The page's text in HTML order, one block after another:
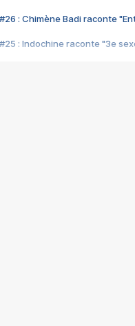
#26 : Chimène Badi raconte
#25 : Indochine raconte "3e